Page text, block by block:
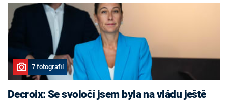
7 fotografií
Decroix: Se svoločí jsem byla na vládu ještě